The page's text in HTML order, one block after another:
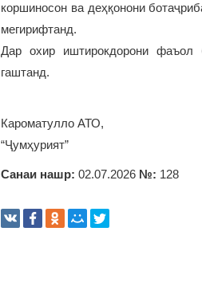
коршиносон ва деҳқонони
мегирифтанд.
Дар охир иштирокдорони фаъол
гаштанд.
Кароматулло АТО,
“Ҷумҳурият”
Санаи нашр: 02.07.2026 №: 128